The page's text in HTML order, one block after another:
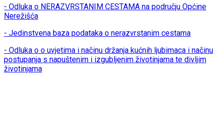
- Odluka o NERAZVRSTANIM CESTAMA na području Općine
Nerežišća
- Jedinstvena baza podataka o nerazvrstanim cestama
- Odluka o o uvjetima i načinu držanja kućnih ljubimaca i načinu
postupanja s napuštenim i izgubljenim životinjama te divljim
životinjama